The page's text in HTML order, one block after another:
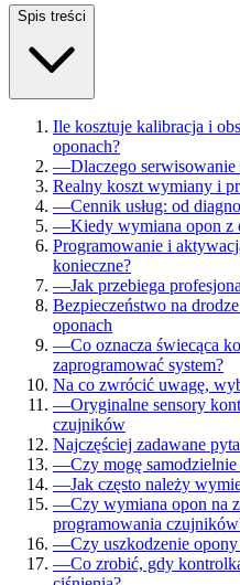
Spis treści
Ile kosztuje kalibracja i
oponach?
—Dlaczego serwisowanie
Realny koszt wymiany i
—Cennik usług: od
—Kiedy wymiana opon z
Programowanie i
konieczne?
—Jak przebiega
Bezpieczeństwo na
oponach
—Co oznacza świecąca
zaprogramować system?
Na co zwrócić uwagę,
—Oryginalne sensory
czujników
Najczęściej zadawane
—Czy mogę
—Jak często należy
—Czy wymiana opon na
programowania
—Czy uszkodzenie
—Co zrobić, gdy